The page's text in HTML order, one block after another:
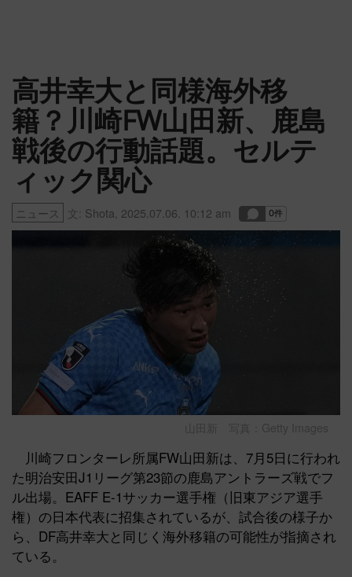
高井幸大と同様海外移
籍？川崎FW山田新、鹿島
戦後の行動話題。セルテ
ィック関心
ニュース 文: Shota 2025.07.06. 10:12 am
山田新 写真：Getty Images
川崎フロンターレ所属FW山田新は、7月5日に行われ
た明治安田J1リーグ第23節の鹿島アントラーズ戦でフ
ル出場。EAFF E-1サッカー選手権（旧東アジア選手
権）の日本代表に招集されているが、試合後の様子か
ら、DF高井幸大と同じく海外移籍の可能性が指摘され
ている。